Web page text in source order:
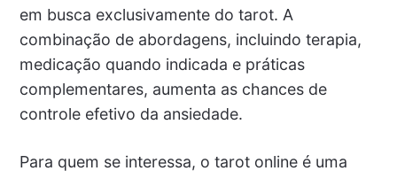
em busca exclusivamente do tarot. A
combinação de abordagens, incluindo terapia,
medicação quando indicada e práticas
complementares, aumenta as chances de
controle efetivo da ansiedade.
Para quem se interessa, o tarot online é uma